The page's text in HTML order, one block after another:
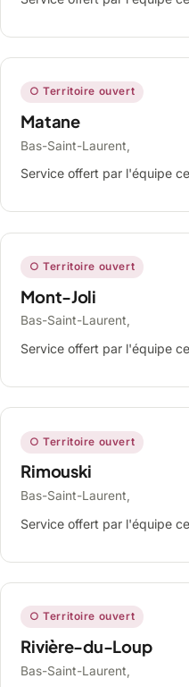
○ Territoire ouvert
Matane
Bas-Saint-Laurent,
Service offert par l'équipe
○ Territoire ouvert
Mont-Joli
Bas-Saint-Laurent,
Service offert par l'équipe
○ Territoire ouvert
Rimouski
Bas-Saint-Laurent,
Service offert par l'équipe
○ Territoire ouvert
Rivière-du-Loup
Bas-Saint-Laurent,